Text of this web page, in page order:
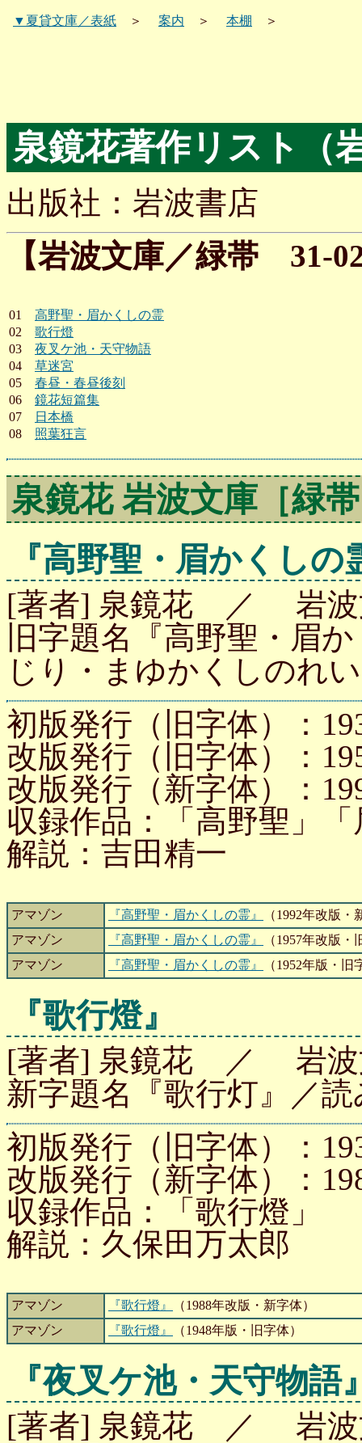
▼夏貸文庫／表紙 ＞ 案内 ＞ 本棚 ＞
泉鏡花著作リスト（
出版社：岩波書店
【岩波文庫／緑帯 31-
01 高野聖・眉かくしの霊
02 歌行燈
03 夜叉ケ池・天守物語
04 草迷宮
05 春昼・春昼後刻
06 鏡花短篇集
07
日本橋
08 照葉狂言
泉鏡花 岩波文庫［緑
『高野聖・眉かくしの
[著者] 泉鏡花 ／ 岩波
旧字題名『高野聖・眉
じり・まゆかくしのれ
初版発行（旧字体）：
改版発行（旧字体）：
改版発行（新字体）：
収録作品：「高野聖」
解説：吉田精一
アマゾン 『高野聖・眉かくしの霊』
（1992年改版・
アマゾン
『高野聖・眉かくしの霊』
（1957年改版・
アマゾン
『高野聖・眉かくしの霊』 （1952年版・旧
『歌行燈』
[著者] 泉鏡花 ／ 岩波
新字題名『歌行灯』／
初版発行（旧字体）：
改版発行（新字体）：
収録作品：「歌行燈」
解説：久保田万太郎
アマゾン 『歌行燈』
（1988年改版・新字体）
アマゾン
『歌行燈』 （1948年版・旧字体）
『夜叉ケ池・天守物語
[著者] 泉鏡花 ／ 岩波